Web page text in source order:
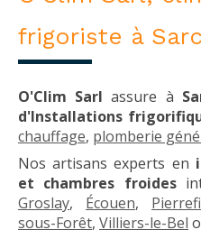
frigoriste à
O'Clim Sarl assure à
d'Installations
chauffage, plomberie
Nos artisans experts en
et chambres froides
Groslay, Écouen,
sous-Forêt, Villiers-le-Bel